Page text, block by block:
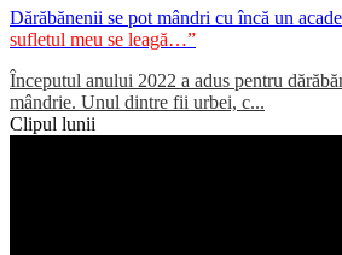
Dărăbănenii se pot mândri cu încă un
sufletul meu se leagă…”
Începutul anului 2022 a adus pentru
mândrie. Unul dintre fii urbei, c...
Clipul lunii